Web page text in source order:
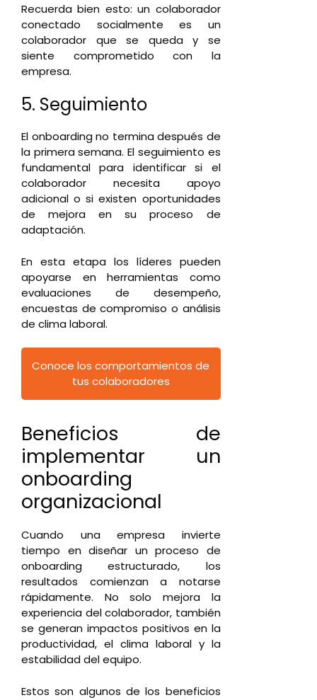
Recuerda bien esto: un colaborador
conectado socialmente es un
colaborador que se queda y se
siente comprometido con la
empresa.
5. Seguimiento
El onboarding no termina después de
la primera semana. El seguimiento es
fundamental para identificar si el
colaborador necesita apoyo
adicional o si existen oportunidades
de mejora en su proceso de
adaptación.
En esta etapa los líderes pueden
apoyarse en herramientas como
evaluaciones de desempeño,
encuestas de compromiso o análisis
de clima laboral.
Conoce los comportamientos de
tus colaboradores
Beneficios de
implementar un
onboarding
organizacional
Cuando una empresa invierte
tiempo en diseñar un proceso de
onboarding estructurado, los
resultados comienzan a notarse
rápidamente. No solo mejora la
experiencia del colaborador, también
se generan impactos positivos en la
productividad, el clima laboral y la
estabilidad del equipo.
Estos son algunos de los beneficios